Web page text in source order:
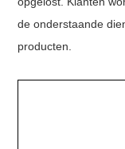
de onderstaande
producten.